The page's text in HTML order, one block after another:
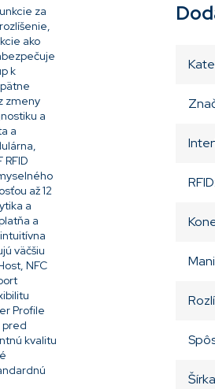
za
ako
k
zmeny
a
a
až 12
a
a
väčšiu
NFC
Profile
pred
kvalitu
RFID